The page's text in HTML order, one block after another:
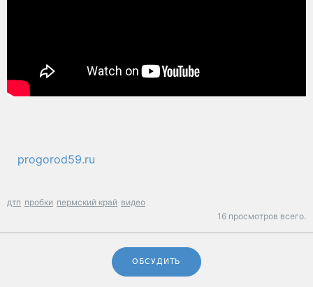
progorod59.ru
дтп пробки пермский край видео
16 просмотров всего.
ОБСУДИТЬ